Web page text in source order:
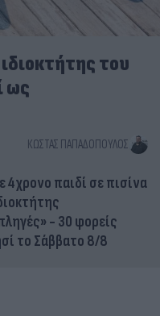
του
ως
ΚΏΣΤΑΣ ΠΑΠΑΔΌΠΟΥΛΟΣ
4χρονο παιδί σε πισίνα
- 30 φορείς
το Σάββατο 8/8